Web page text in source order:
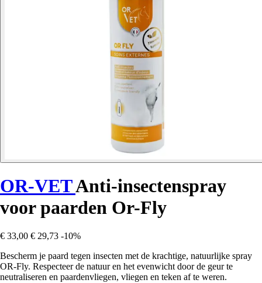
OR-VETAnti-insectenspray
voor paarden Or-Fly
€ 33,00 € 29,73 -10%
Bescherm je paard tegen insecten met de krachtige, natuurlijke spray
OR-Fly. Respecteer de natuur en het evenwicht door de geur te
neutraliseren en paardenvliegen, vliegen en teken af te weren.